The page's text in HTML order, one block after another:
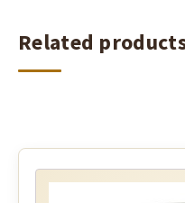
Related